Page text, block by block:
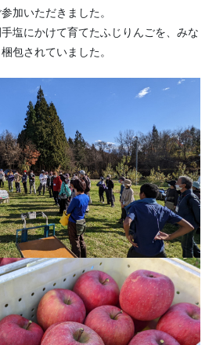
加いただきました。
塩にかけて育てたふじりんごを、みな
包されていました。